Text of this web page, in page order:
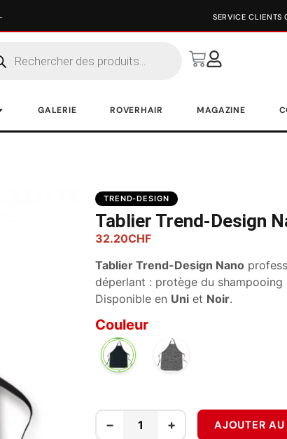
SERVICE
GALERIE ROVERHAIR MAGAZINE
TREND-DESIGN
Tablier Trend-Design
32.20CHF
Tablier Trend-Design Nano
déperlant : protège du
Disponible en Uni et Noir.
Couleur
NOIR UNI
− + AJOUTER AU